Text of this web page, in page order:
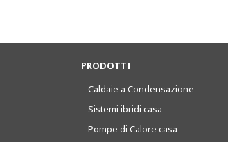
PRODOTTI
Caldaie a Condensazione
Sistemi ibridi casa
Pompe di Calore casa